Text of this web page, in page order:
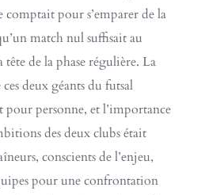
comptait pour s’emparer de la
match nul suffisait au
de la phase régulière. La
deux géants du futsal
pour personne, et l’importance
des deux clubs était
conscients de l’enjeu,
pour une confrontation